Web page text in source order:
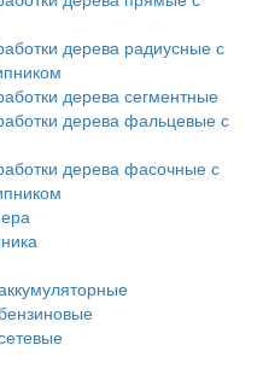
дерева радиусные с
дерева сегментные
дерева фальцевые с
дерева фасочные с